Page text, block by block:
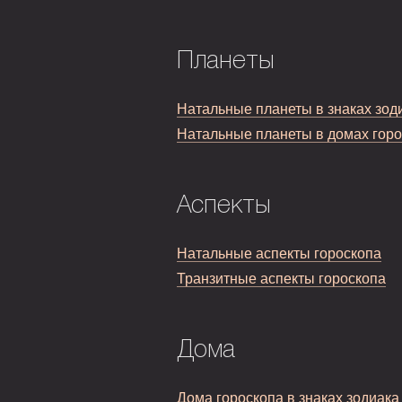
Планеты
Натальные планеты в знаках
Натальные планеты в домах
Аспекты
Натальные аспекты гороскопа
Транзитные аспекты гороскопа
Дома
Дома гороскопа в знаках зодиака